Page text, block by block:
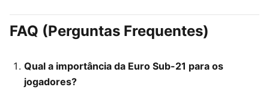
FAQ (Perguntas Frequentes)
Qual a importância da Euro Sub-21 para os
jogadores?